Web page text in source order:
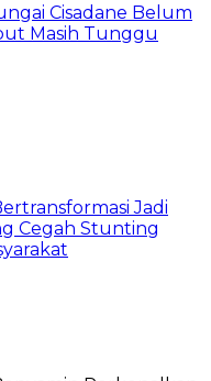
Cisadane Belum
Masih Tunggu
Jadi
Cegah Stunting